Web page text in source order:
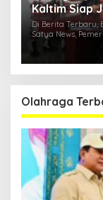
Kaltim Siap
Polri
Di Berita Terbaru,
Satya News,
Olahraga